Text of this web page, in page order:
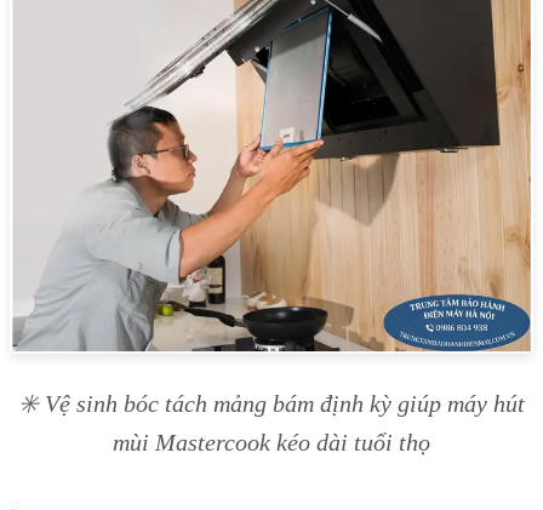
✳️ Vệ sinh bóc tách mảng bám định kỳ giúp máy hút
mùi Mastercook kéo dài tuổi thọ